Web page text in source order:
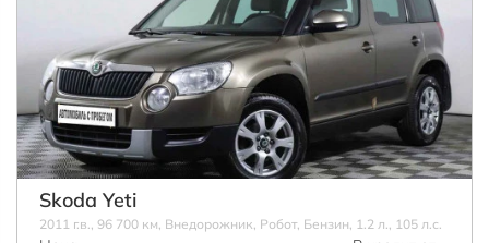
Skoda Yeti
2011 г.в., 96 700 км, Внедорожник, Робот, Бензин, 1.2 л., 105 л.с.